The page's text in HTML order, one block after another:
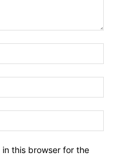
this browser for the